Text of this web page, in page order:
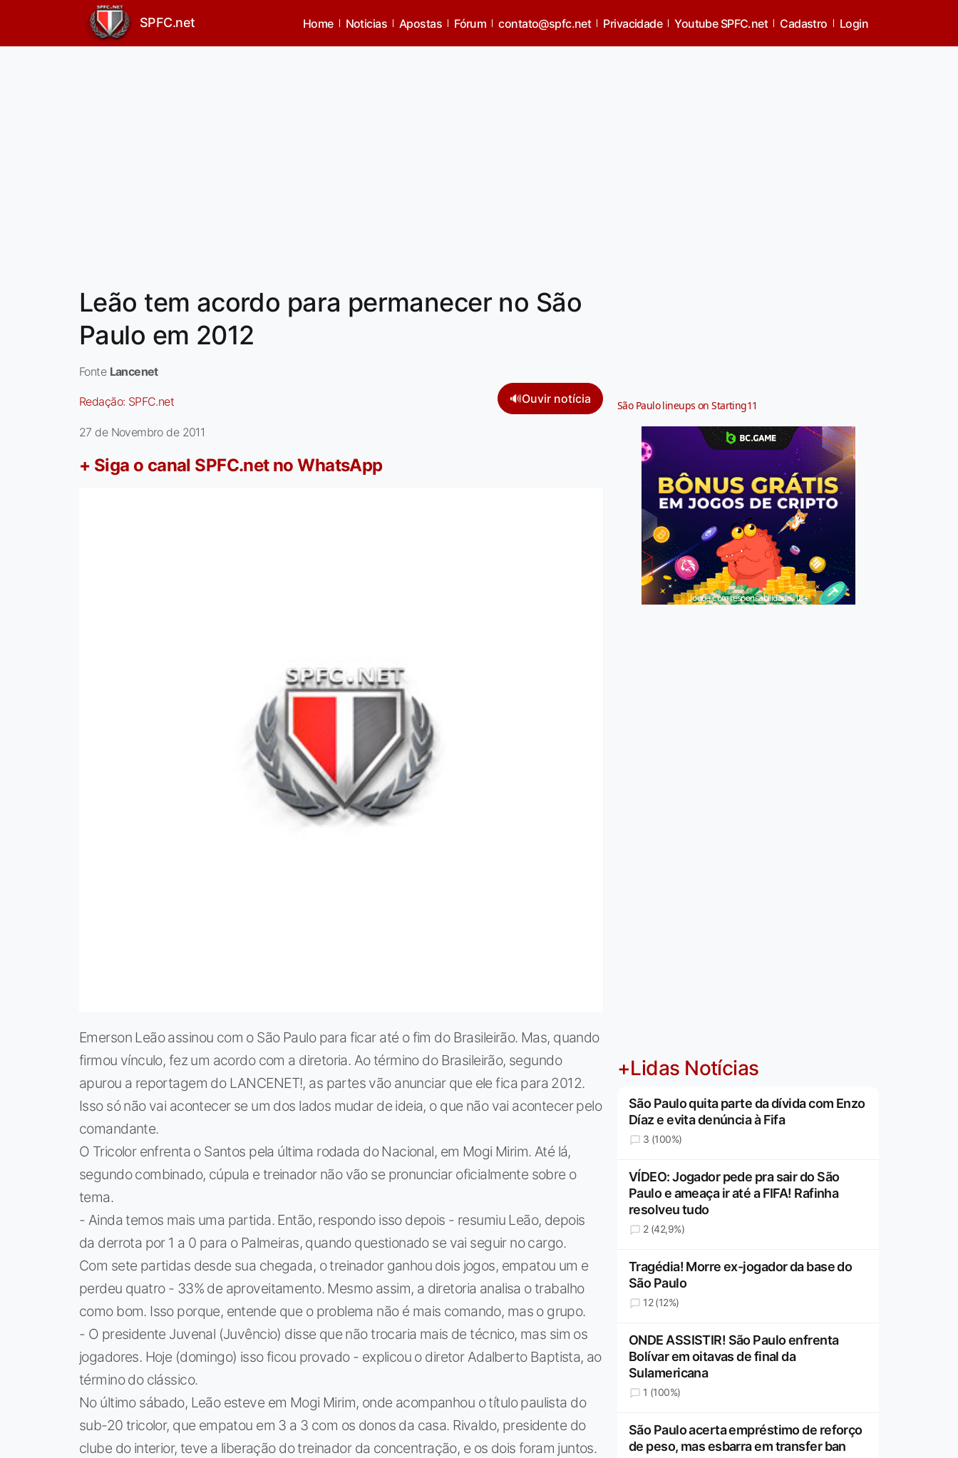
SPFC.net Home Noticias Apostas Fórum contato@spfc.net Privacidade Youtube SPFC.net Cadastro Login
Leão tem acordo para permanecer no São
Paulo em 2012
Fonte Lancenet
Redação: SPFC.net 🔊Ouvir notícia
27 de Novembro de 2011
+ Siga o canal SPFC.net no WhatsApp
Emerson Leão assinou com o São Paulo para ficar até o fim do Brasileirão. Mas, quando
firmou vínculo, fez um acordo com a diretoria. Ao término do Brasileirão, segundo
apurou a reportagem do LANCENET!, as partes vão anunciar que ele fica para 2012.
Isso só não vai acontecer se um dos lados mudar de ideia, o que não vai acontecer pelo
comandante.
O Tricolor enfrenta o Santos pela última rodada do Nacional, em Mogi Mirim. Até lá,
segundo combinado, cúpula e treinador não vão se pronunciar oficialmente sobre o
tema.
- Ainda temos mais uma partida. Então, respondo isso depois - resumiu Leão, depois
da derrota por 1 a 0 para o Palmeiras, quando questionado se vai seguir no cargo.
Com sete partidas desde sua chegada, o treinador ganhou dois jogos, empatou um e
perdeu quatro - 33% de aproveitamento. Mesmo assim, a diretoria analisa o trabalho
como bom. Isso porque, entende que o problema não é mais comando, mas o grupo.
- O presidente Juvenal (Juvêncio) disse que não trocaria mais de técnico, mas sim os
jogadores. Hoje (domingo) isso ficou provado - explicou o diretor Adalberto Baptista, ao
término do clássico.
No último sábado, Leão esteve em Mogi Mirim, onde acompanhou o título paulista do
sub-20 tricolor, que empatou em 3 a 3 com os donos da casa. Rivaldo, presidente do
clube do interior, teve a liberação do treinador da concentração, e os dois foram juntos.
São Paulo lineups on Starting11
Jogue com responsabilidade. 18+
+Lidas Notícias
São Paulo quita parte da dívida com Enzo
Díaz e evita denúncia à Fifa
3 (100%)
VÍDEO: Jogador pede pra sair do São
Paulo e ameaça ir até a FIFA! Rafinha
resolveu tudo
2 (42,9%)
Tragédia! Morre ex-jogador da base do
São Paulo
12 (12%)
ONDE ASSISTIR! São Paulo enfrenta
Bolívar em oitavas de final da
Sulamericana
1 (100%)
São Paulo acerta empréstimo de reforço
de peso, mas esbarra em transfer ban